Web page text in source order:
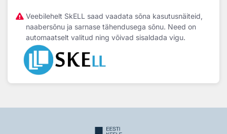
Veebilehelt SkELL saad vaadata sõna kasutusnäiteid,
naabersõnu ja sarnase tähendusega sõnu. Need on
automaatselt valitud ning võivad sisaldada vigu.